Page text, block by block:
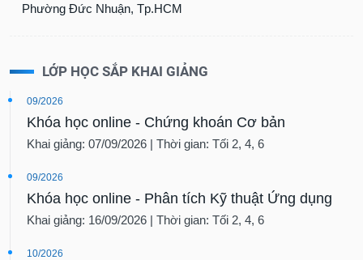
Phường Đức Nhuận, Tp.HCM
LỚP HỌC SẮP KHAI GIẢNG
09/2026
Khóa học online - Chứng khoán Cơ bản
Khai giảng: 07/09/2026 | Thời gian: Tối 2, 4, 6
09/2026
Khóa học online - Phân tích Kỹ thuật Ứng dụng
Khai giảng: 16/09/2026 | Thời gian: Tối 2, 4, 6
10/2026